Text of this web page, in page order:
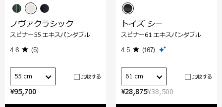
¥95,700
ノヴァクラシック
スピナー55 エキスパンダブル
4.6 (5)
55 cm 比較する
¥38,500
¥28,875
トイズ シー
スピナー61 エキスパンダブル
4.5 (167)
61 cm 比較する